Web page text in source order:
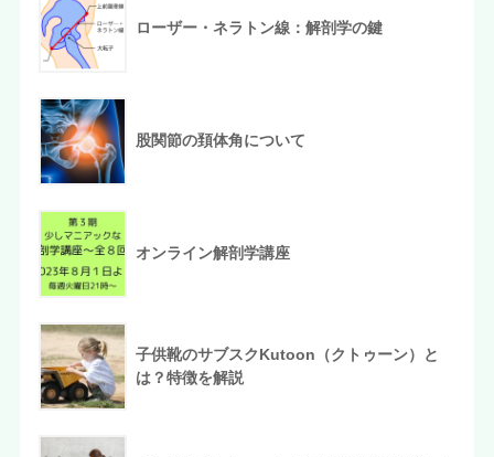
ローザー・ネラトン線：解剖学の鍵
股関節の頚体角について
オンライン解剖学講座
子供靴のサブスクKutoon（クトゥーン）と
は？特徴を解説